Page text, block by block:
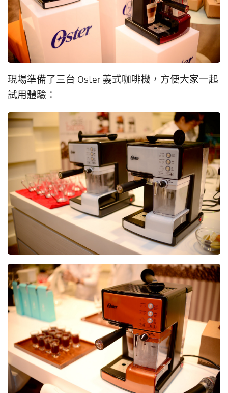
現場準備了三台 Oster 義式咖啡機，方便大家一起
試用體驗：